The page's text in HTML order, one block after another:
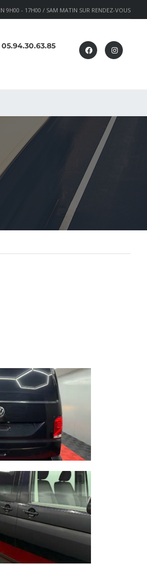
9H00 - 17H00 / SAM MATIN SUR RENDEZ-VOUS
05.94.30.63.85